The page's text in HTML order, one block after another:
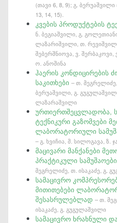
(თავი 6, 8, 9); გ.
13, 14, 15).
კვების პროდუქტების
ნ. ბეგიაშვილი, გ.
ლაზარიშვილი, თ.
შებერშნიოვა, ვ. შერბაკოვი,
ო. ანოშინა
ჰაერის კონდიცირების
საკითხები– თ.
ბერუაშვილი, გ.
ლაზარაშვილი
ურთიერთშეცვლადობა,
ტექნიკური გაზომვები
ლაბორატორიული
– გ. ხვიჩია, მ. სილოგავა,
მაცივარი მანქანები
პრაქტიკული
მეგრელიძე, თ. ისაკაძე, გ.
სამაცივრო
მითითებები
შესასრულებლად– თ.
ისაკაძე, გ. გუგულაშვილი
სამაცივრო ხრახნული